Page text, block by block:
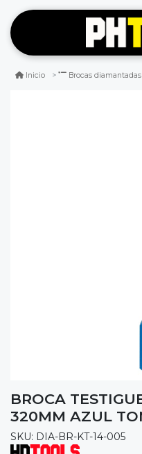
Inicio Brocas diamantadas
BROCA
320MM AZUL
SKU: DIA-BR-KT-14-005